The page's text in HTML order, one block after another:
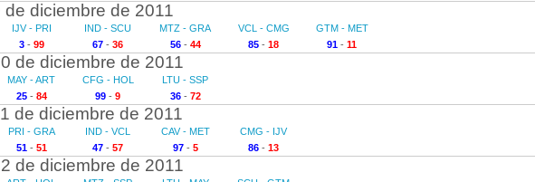
de diciembre de 2011
IJV - PRI
3- 99
IND - SCU
67 - 36
MTZ - GRA
56- 44
VCL - CMG
85 - 18
GTM - MET
91 - 11
de diciembre de 2011
MAY - ART
25- 84
CFG - HOL
99 - 9
LTU - SSP
36- 72
de diciembre de 2011
PRI - GRA
51- 51
IND - VCL
47 - 57
CAV - MET
97- 5
CMG - IJV
86 - 13
de diciembre de 2011